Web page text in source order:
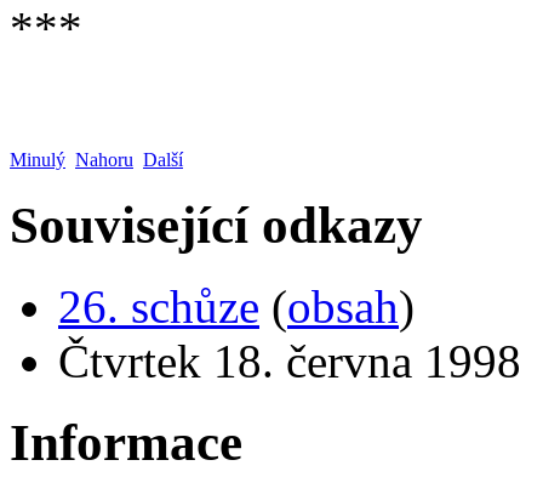
***
Minulý Nahoru Další
Související odkazy
26. schůze (obsah)
Čtvrtek 18. června 1998
Informace